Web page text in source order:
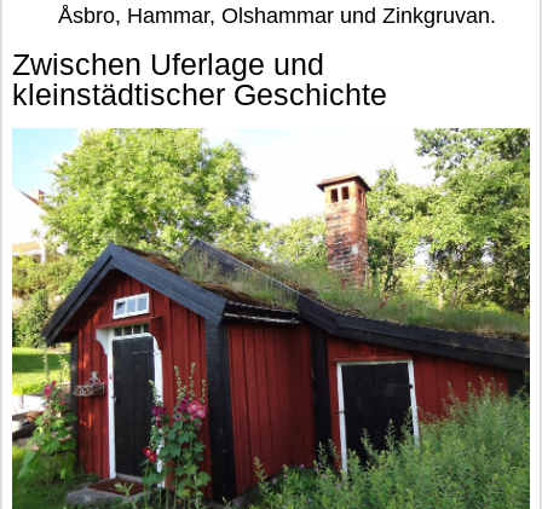
Åsbro, Hammar, Olshammar und Zinkgruvan.
Zwischen Uferlage und
kleinstädtischer Geschichte